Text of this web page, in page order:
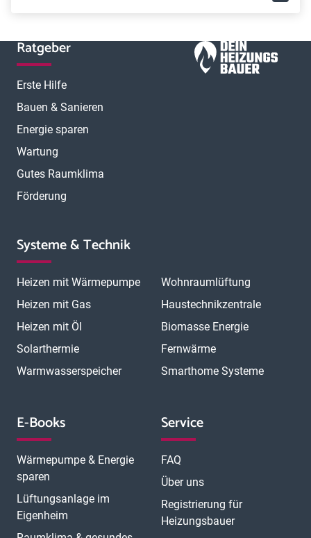
Ratgeber
Erste Hilfe
Bauen & Sanieren
Energie sparen
Wartung
Gutes Raumklima
Förderung
Systeme & Technik
Heizen mit Wärmepumpe
Heizen mit Gas
Heizen mit Öl
Solarthermie
Warmwasserspeicher
Wohnraumlüftung
Haustechnikzentrale
Biomasse Energie
Fernwärme
Smarthome Systeme
E-Books
Wärmepumpe & Energie
sparen
Lüftungsanlage im
Eigenheim
Service
FAQ
Über uns
Registrierung für
Heizungsbauer